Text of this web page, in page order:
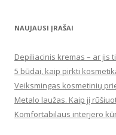
NAUJAUSI ĮRAŠAI
Depiliacinis kremas – ar jis
5 būdai, kaip pirkti
Veiksmingas kosmetinių
Metalo laužas. Kaip jį
Komfortabilaus interjero